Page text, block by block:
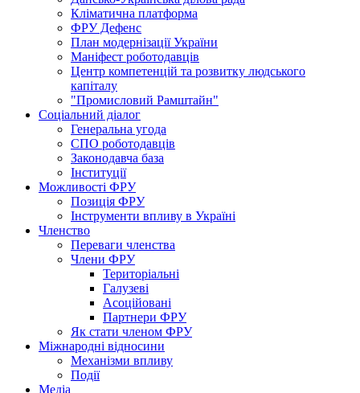
Кліматична платформа
ФРУ Дефенс
План модернізації України
Маніфест роботодавців
Центр компетенцій та розвитку людського
капіталу
"Промисловий Рамштайн"
Соціальний діалог
Генеральна угода
СПО роботодавців
Законодавча база
Інституції
Можливості ФРУ
Позиція ФРУ
Інструменти впливу в Україні
Членство
Переваги членства
Члени ФРУ
Територіальні
Галузеві
Асоційовані
Партнери ФРУ
Як стати членом ФРУ
Міжнародні відносини
Механізми впливу
Події
Медіа